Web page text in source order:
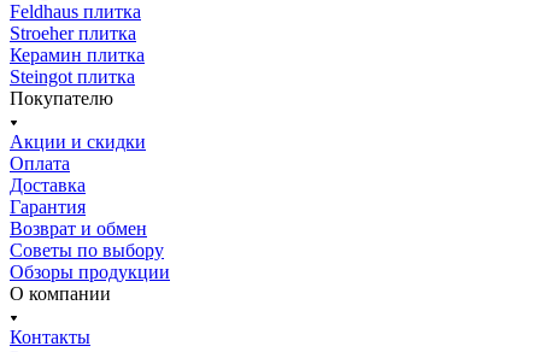
Feldhaus плитка
Stroeher плитка
Керамин плитка
Steingot плитка
Покупателю
Акции и скидки
Оплата
Доставка
Гарантия
Возврат и обмен
Советы по выбору
Обзоры продукции
О компании
Контакты